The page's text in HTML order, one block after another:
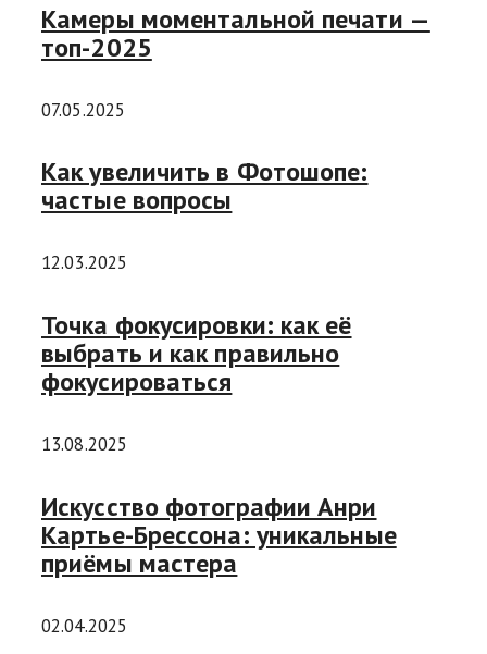
Камеры моментальной печати —
топ-2025
07.05.2025
Как увеличить в Фотошопе:
частые вопросы
12.03.2025
Точка фокусировки: как её
выбрать и как правильно
фокусироваться
13.08.2025
Искусство фотографии Анри
Картье-Брессона: уникальные
приёмы мастера
02.04.2025